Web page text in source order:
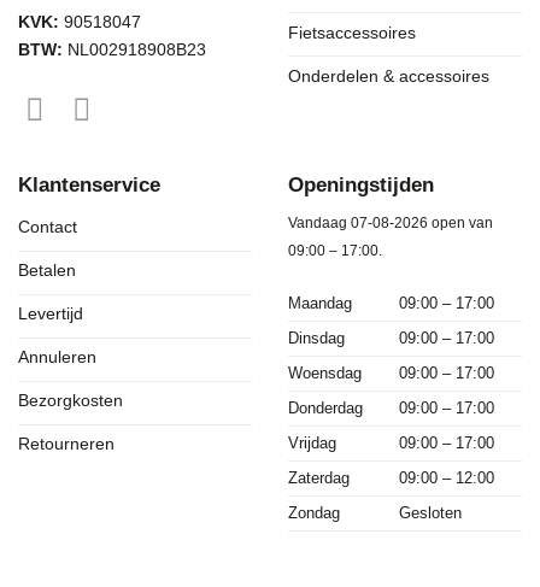
KVK: 90518047
BTW: NL002918908B23
Fietsaccessoires
Onderdelen & accessoires
Klantenservice
Contact
Betalen
Levertijd
Annuleren
Bezorgkosten
Retourneren
Openingstijden
Vandaag 07-08-2026 open van
09:00 – 17:00.
Maandag
09:00 – 17:00
Dinsdag
09:00 – 17:00
Woensdag
09:00 – 17:00
Donderdag
09:00 – 17:00
Vrijdag
09:00 – 17:00
Zaterdag
09:00 – 12:00
Zondag
Gesloten